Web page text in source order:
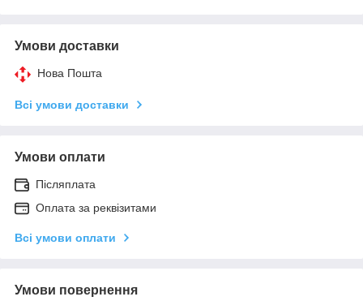
Умови доставки
Нова Пошта
Всі умови доставки
Умови оплати
Післяплата
Оплата за реквізитами
Всі умови оплати
Умови повернення